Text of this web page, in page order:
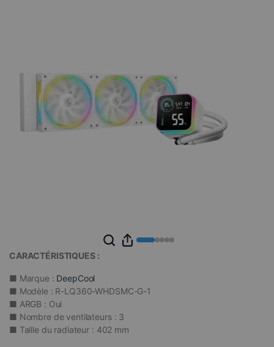
CARACTÉRISTIQUES :
■ Marque : DeepCool
■ Modèle : R-LQ360-WHDSMC-G-1
■ ARGB : Oui
■ Nombre de ventilateurs : 3
■ Taille du radiateur : 402 mm